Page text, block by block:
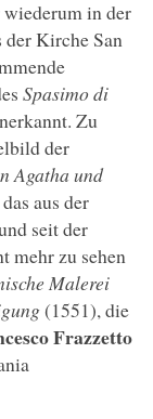
in der
der Kirche San
Spasimo di
Zu
der
Agatha und
aus der
seit der
mehr zu sehen
Malerei
(1551), die
Frazzetto